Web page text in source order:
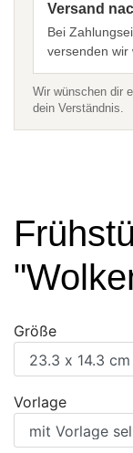
Versand
Bei
versenden wir
Wir wünschen dir
dein Verständnis.
Größe
Vorlage